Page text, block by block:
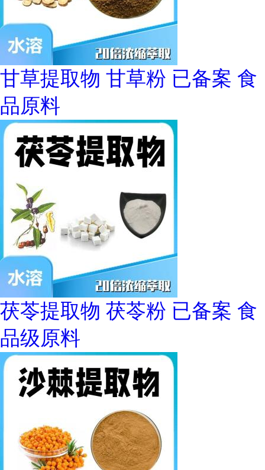
甘草提取物 甘草粉 已备案 食
品原料
茯苓提取物 茯苓粉 已备案 食
品级原料